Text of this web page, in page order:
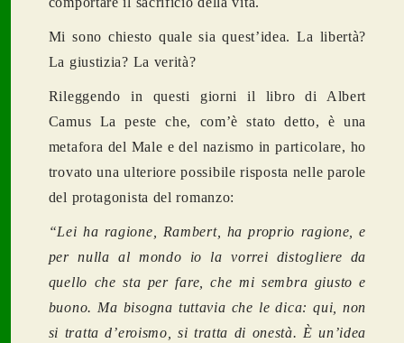
Mi sono chiesto quale sia quest’idea. La libertà?
La giustizia? La verità?
Rileggendo in questi giorni il libro di Albert
Camus La peste che, com’è stato detto, è una
metafora del Male e del nazismo in particolare, ho
trovato una ulteriore possibile risposta nelle parole
del protagonista del romanzo:
“Lei ha ragione, Rambert, ha proprio ragione, e
per nulla al mondo io la vorrei distogliere da
quello che sta per fare, che mi sembra giusto e
buono. Ma bisogna tuttavia che le dica: qui, non
si tratta d’eroismo, si tratta di onestà. È un’idea